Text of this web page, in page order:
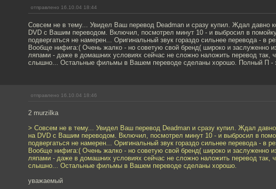
отправлено 16.10.04 18:44
Совсем не в тему... Увидел Ваш перевод Deadman и сразу купил. Ждал давно
DVD с Вашим переводом. Включил, посмотрел минут 10 - и выбросил в
подвергаться не намерен... Оригинальный звук гораздо сильнее перевода - в
Вообще нифига:( Очень жалко - но советую свой бренд( широко и заслуженно
ляпами - даже в домашних условиях сейчас не сложно наложить перевод так,
слышно... Остальные фильмы в Вашем переводе сделаны хорошо. Полный П -
отправлено 16.10.04 18:46
2 murzilka
> Совсем не в тему... Увидел Ваш перевод Deadman и сразу купил. Ждал
на DVD с Вашим переводом. Включил, посмотрел минут 10 - и выбросил в
подвергаться не намерен... Оригинальный звук гораздо сильнее перевода - в
Вообще нифига:( Очень жалко - но советую свой бренд( широко и заслуженно
ляпами - даже в домашних условиях сейчас не сложно наложить перевод так,
слышно... Остальные фильмы в Вашем переводе сделаны хорошо.
уважаемый